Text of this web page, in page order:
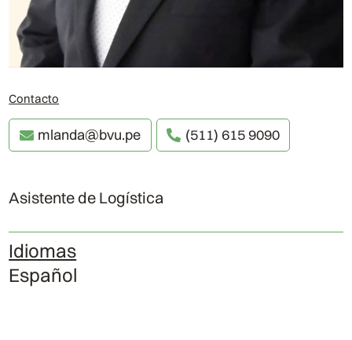
Contacto
mlanda@bvu.pe (511) 615 9090
Asistente de Logística
Idiomas
Español